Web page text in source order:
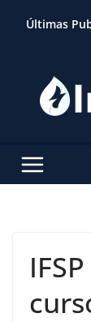
Últimas